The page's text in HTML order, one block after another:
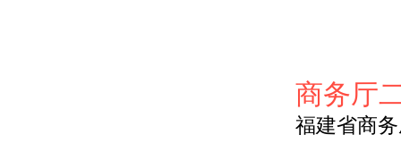
商务厅
福建省商